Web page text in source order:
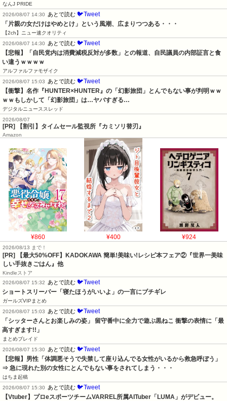
なんJ PRIDE
2026/08/07 14:30
あとで読む 🐦Tweet
「片親の女だけはやめとけ」という風潮、広まりつつある・・・
【2ch】ニュー速クオリティ
2026/08/07 14:30
あとで読む 🐦Tweet
【悲報】「自民党内は消費減税反対が多数」との報道、自民議員の内部証言と食
い違うｗｗｗｗ
アルファルファモザイク
2026/08/07 15:03
あとで読む 🐦Tweet
【衝撃】名作『HUNTER×HUNTER』の「幻影旅団」とんでもない事が判明ｗｗ
ｗｗもしかして「幻影旅団」は…ヤバすぎる…
デジタルニューススレッド
2026/08/07
[PR] 【割引】タイムセール監視所『カミソリ替刃』
Amazon
¥860 ¥400 ¥924
2026/08/13 まで！
[PR] 【最大50%OFF】KADOKAWA 簡単!美味い!レシピ本フェア②『世界一美味
しい手抜きごはん』他
Kindleストア
2026/08/07 15:32
あとで読む 🐦Tweet
ショートスリーパー「寝たほうがいいよ」の一言にブチギレ
ガールズVIPまとめ
2026/08/07 15:03
あとで読む 🐦Tweet
「シッターさんとお楽しみの姿」 留守番中に全力で遊ぶ黒ねこ 衝撃の表情に「最
高すぎます!!」
まとめブレイド
2026/08/07 15:30
あとで読む 🐦Tweet
【悲報】男性「体調悪そうで失禁して座り込んでる女性がいるから救急呼ぼう」
⇒ 急に現れた別の女性にとんでもない事をされてしまう・・・
はちま起稿
2026/08/07 15:30
あとで読む 🐦Tweet
【Vtuber】プロeスポーツチームVARREL所属AITuber「LUMA」がデビュー。